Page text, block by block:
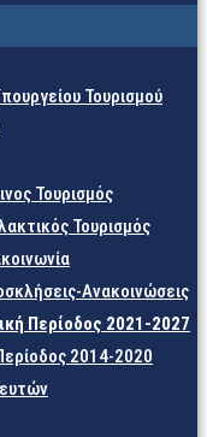
Τουρισμού
Τουρισμός
Τουρισμός
Ανακοινώσεις
Περίοδος 2021-2027
2014-2020